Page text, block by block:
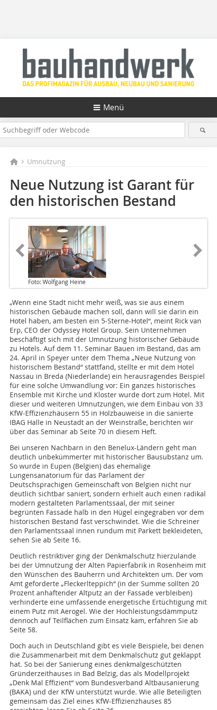
Menü
Umnutzung
Neue Nutzung ist Garant für
den historischen Bestand
Foto: Wolfgang Heine
„Wenn eine Stadt nicht mehr weiß, was sie aus einem
historischen Gebäude machen soll, dann will sie darin ein
Hotel haben, am besten ein 5-Sterne-Hotel“, meint Rick van
Erp, CEO der Odyssey Hotel Group. Sein Unternehmen
beschäftigt sich mit der Umnutzung historischer Gebäude
zu Hotels. Auf dem 11. Seminar Bauen im Bestand, das am
24. April in Speyer unter dem Thema „Neue Nutzung von
historischem Bestand“ stattfand, stellte er mit dem Hotel
Nassau in Breda (Niederlande) ein herausragendes Beispiel
für eine solche Umwandlung vor: Ein ganzes historisches
Ensemble mit Kirche und Kloster wurde dort zum Hotel. Mit
dieser und weiteren Umnutzungen, wie dem Einbau von 33
KfW-Effizienzhäusern 55 in Holzbauweise in die sanierte
IBAG Halle in Neustadt an der Weinstraße, berichten wir
über das ­Seminar ab Seite 70 in diesem Heft.
Bei unseren Nachbarn in den Benelux-Ländern geht man
deutlich unbekümmer­ter mit historischer Bausubstanz um.
So wurde in Eupen (Belgien) das ehemalige
Lungensanatorium für das Parlament der
Deutschsprachigen Gemeinschaft von Belgien nicht nur
deutlich sichtbar saniert, sondern erhielt auch einen radikal
modern gestalteten Parlamentssaal, der mit seiner
begrünten Fassade halb in den Hügel eingegraben vor dem
historischen Bestand fast verschwindet. Wie die Schreiner
den Parlamentssaal innen rundum mit Parkett bekleideten,
sehen Sie ab Seite 16.
Deutlich restriktiver ging der Denkmalschutz hierzulande
bei der Umnutzung der Alten Papierfabrik in Rosenheim mit
den Wünschen des Bauherrn und Architekten um. Der vom
Amt geforderte „Fleckerlteppich“ (in der Summe sollten 20
Prozent anhaftender Altputz an der Fassade verbleiben)
verhinderte eine umfassende ­energetische Ertüchtigung mit
einem Putz mit Aerogel. Wie der Hochleistungsdämmputz
dennoch auf Teilflächen zum Einsatz kam, erfahren Sie ab
Seite 58.
Doch auch in Deutschland gibt es viele Beispiele, bei denen
die Zusammenarbeit mit dem Denkmalschutz gut geklappt
hat. So bei der Sanierung eines denkmalgeschützten
Gründerzeithauses in Bad Belzig, das als Modellprojekt
„Denk Mal Effizient“ vom Bundesverband Altbausanierung
(BAKA) und der KfW unterstützt wurde. Wie alle Beteiligten
gemeinsam das Ziel eines KfW-Effizienzhauses 85